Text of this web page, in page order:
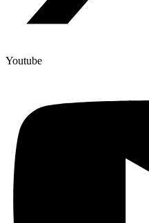
Youtube